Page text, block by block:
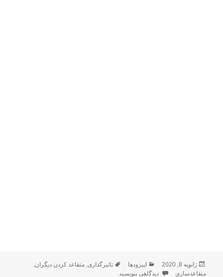
ارسال
شده
ژانویه 8, 2020 دسته‌ها
اپیزودها برچسب‌ها
تاثیرگذاری,متقاعد کردن دیگران,
متقاعدسازی
برای قسمت ۱۱: متقاعدسازی
دیدگاهی بنویسید